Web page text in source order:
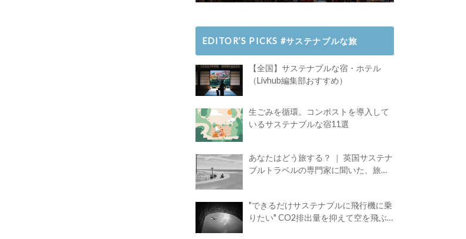
EDITOR’S PICKS #サステナブルな旅
【全国】サステナブルな宿・ホテル
（Livhub編集部おすすめ）
生ごみを循環。コンポストを導入して
いるサステナブルな宿11選
あなたはどう旅する？ ｜ 英国サステナ
ブルトラベルの専門家に聞いた、旅の
"できるだけサステナブルに飛行機に乗
りたい" CO2排出量を抑えて空を飛ぶ